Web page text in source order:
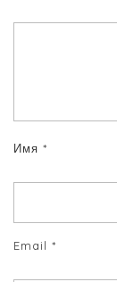
Имя *
Email *